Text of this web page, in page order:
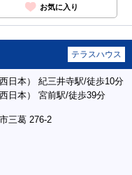
お気に入り
テラスハウス
日本） 紀三井寺駅/徒歩10分
日本） 宮前駅/徒歩39分
三葛 276-2